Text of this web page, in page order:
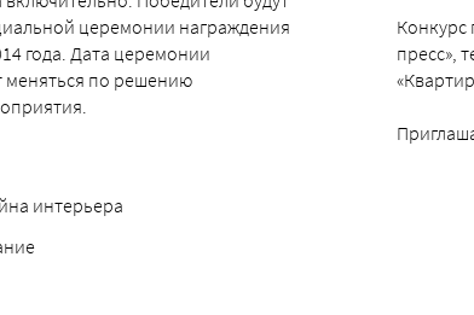
церемонии награждения
года. Дата церемонии
меняться по решению
интерьера
Конкурс
пресс»,